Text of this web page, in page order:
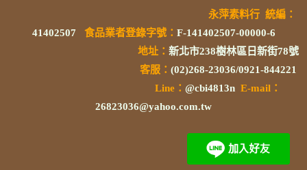
永萍素料行 統編 ：
41402507
食品業者登錄字號： F-141402507-00000-6
地址： 新北市238樹林區日新街78號
客服： (02)268-23036/0921-844221
Line： @cbi4813n E-mail：
26823036@yahoo.com.tw